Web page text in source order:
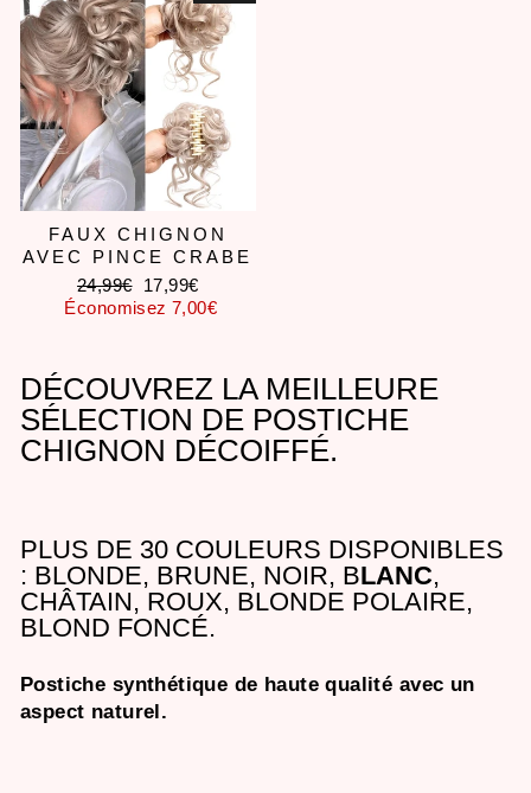
FAUX CHIGNON
AVEC PINCE CRABE
Prix
régulier
24,99€
Prix
réduit
17,99€
Économisez 7,00€
DÉCOUVREZ LA MEILLEURE
SÉLECTION DE POSTICHE
CHIGNON DÉCOIFFÉ.
PLUS DE 30 COULEURS DISPONIBLES
: BLONDE, BRUNE, NOIR, BLANC,
CHÂTAIN, ROUX, BLONDE POLAIRE,
BLOND FONCÉ.
Postiche synthétique de haute qualité avec un
aspect naturel.